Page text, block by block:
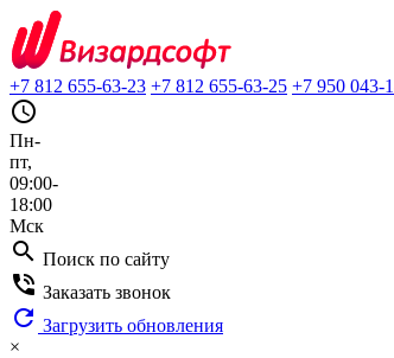
+7 812 655-63-23 +7 812 655-63-25 +7 950 043-
query_builder
Пн-
пт,
09:00-
18:00
Мск
search Поиск по сайту
phone_in_talk Заказать звонок
refresh Загрузить обновления
×